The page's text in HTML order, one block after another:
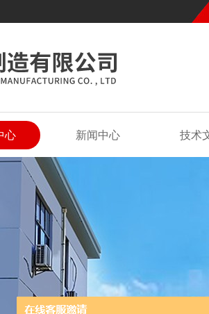
心 新闻中心 技术